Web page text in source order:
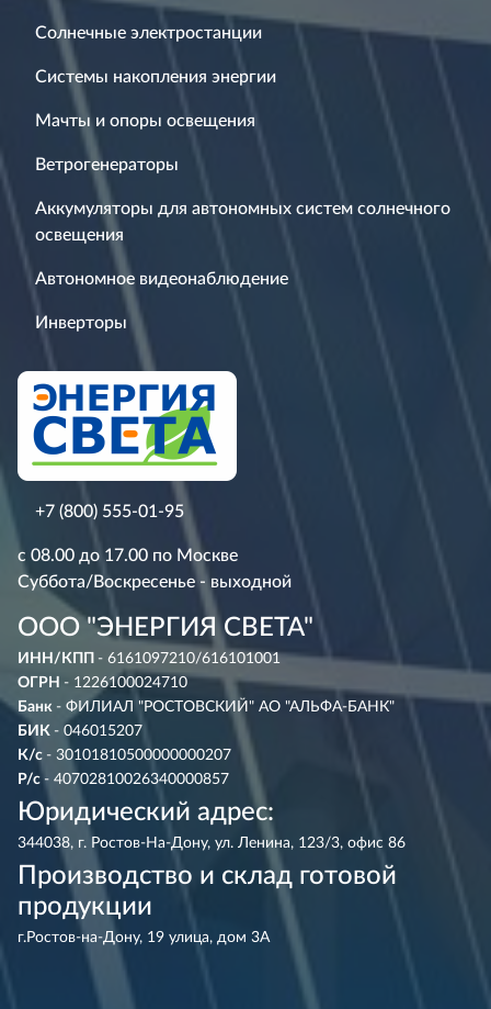
Солнечные электростанции
Системы накопления энергии
Мачты и опоры освещения
Ветрогенераторы
Аккумуляторы для автономных систем солнечного
освещения
Автономное видеонаблюдение
Инверторы
+7 (800) 555-01-95
с 08.00 до 17.00 по Москве
Суббота/Воскресенье - выходной
ООО "ЭНЕРГИЯ СВЕТА"
ИНН/КПП - 6161097210/616101001
ОГРН - 1226100024710
Банк - ФИЛИАЛ "РОСТОВСКИЙ" АО "АЛЬФА-БАНК"
БИК - 046015207
К/с - 30101810500000000207
Р/с - 40702810026340000857
Юридический адрес:
344038, г. Ростов-На-Дону, ул. Ленина, 123/3, офис 86
Производство и склад готовой
продукции
г.Ростов-на-Дону, 19 улица, дом 3А